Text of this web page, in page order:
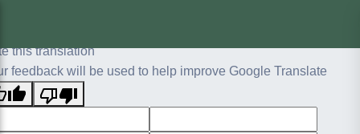
this translation
feedback will be used to help improve Google Translate